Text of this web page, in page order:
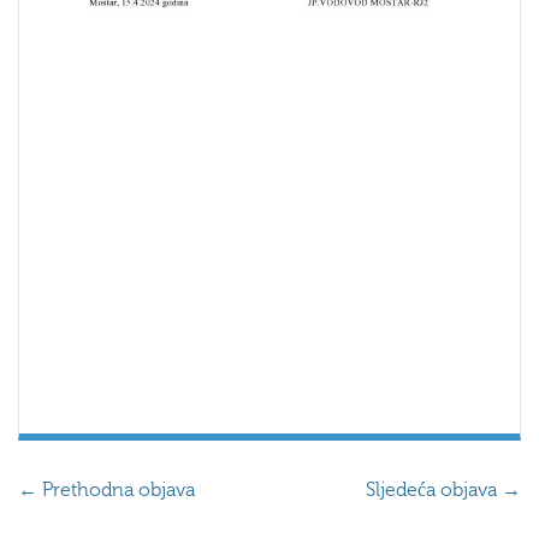
← Prethodna objava Sljedeća objava →